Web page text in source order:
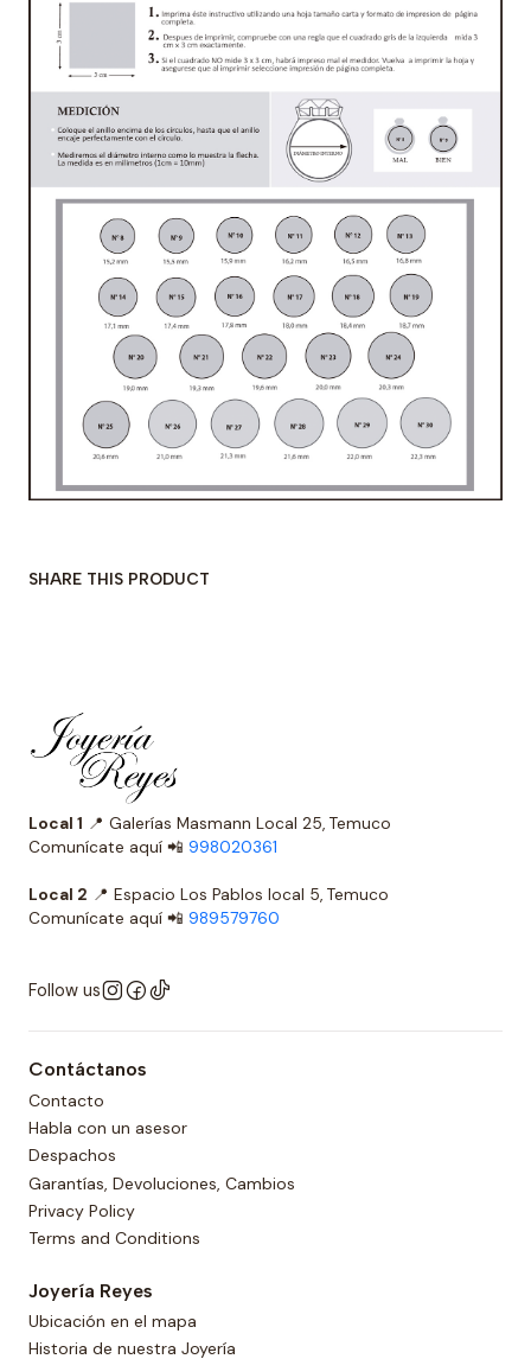
SHARE THIS PRODUCT
Local 1 📍 Galerías Masmann Local 25, Temuco
Comunícate aquí 📲 998020361
Local 2 📍 Espacio Los Pablos local 5, Temuco
Comunícate aquí 📲 989579760
Follow us
Contáctanos
Contacto
Habla con un asesor
Despachos
Garantías, Devoluciones, Cambios
Privacy Policy
Terms and Conditions
Joyería Reyes
Ubicación en el mapa
Historia de nuestra Joyería